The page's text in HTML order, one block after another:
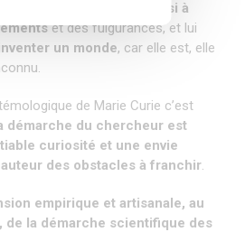
la science promet aussi à
et des fulgurances, et lui
un monde, car elle est, elle
de Marie Curie c’est
démarche du chercheur est
curiosité et une envie
des obstacles à franchir.
empirique et artisanale, au
de la démarche scientifique des